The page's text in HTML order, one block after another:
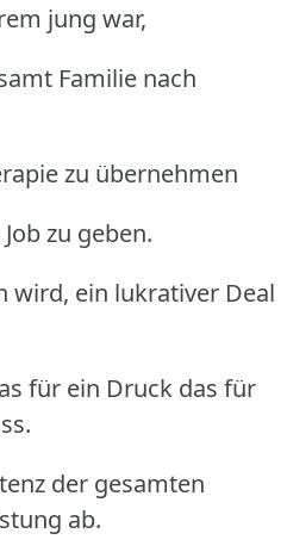
jung war,
Familie nach
zu übernehmen
zu geben.
wird, ein lukrativer Deal
für ein Druck das für
der gesamten
ab.